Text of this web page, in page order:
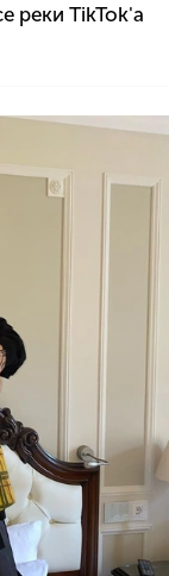
реки TikTok'а